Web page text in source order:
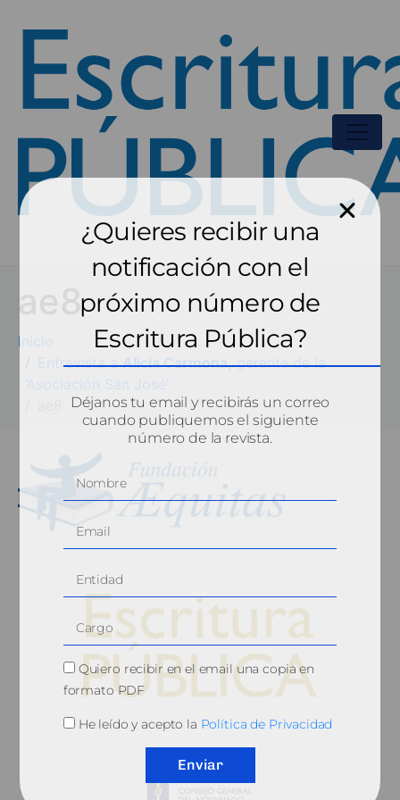
ae8
Inicio
Entrevista aAlicia Carmona,gerente de la
‘Asociación San José’
© 2010, Consejo General del Notariado
¿Quieres recibir una
notificación con el
próximo número de
Escritura Pública?
Déjanos tu email y recibirás un correo
cuando publiquemos el siguiente
número de la revista.
Quiero recibir en el email una copia en
formato PDF
He leído y acepto la Política de Privacidad
Enviar